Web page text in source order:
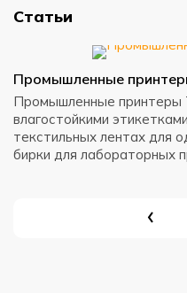
Статьи
Промышленные
Промышленные принтеры
влагостойкими
текстильных лентах для
бирки для лабораторных